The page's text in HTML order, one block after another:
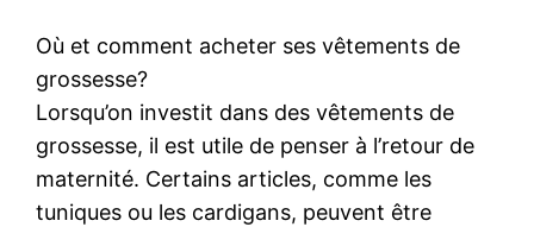
Où et comment acheter ses vêtements de
grossesse?
Lorsqu’on investit dans des vêtements de
grossesse, il est utile de penser à l’retour de
maternité. Certains articles, comme les
tuniques ou les cardigans, peuvent être